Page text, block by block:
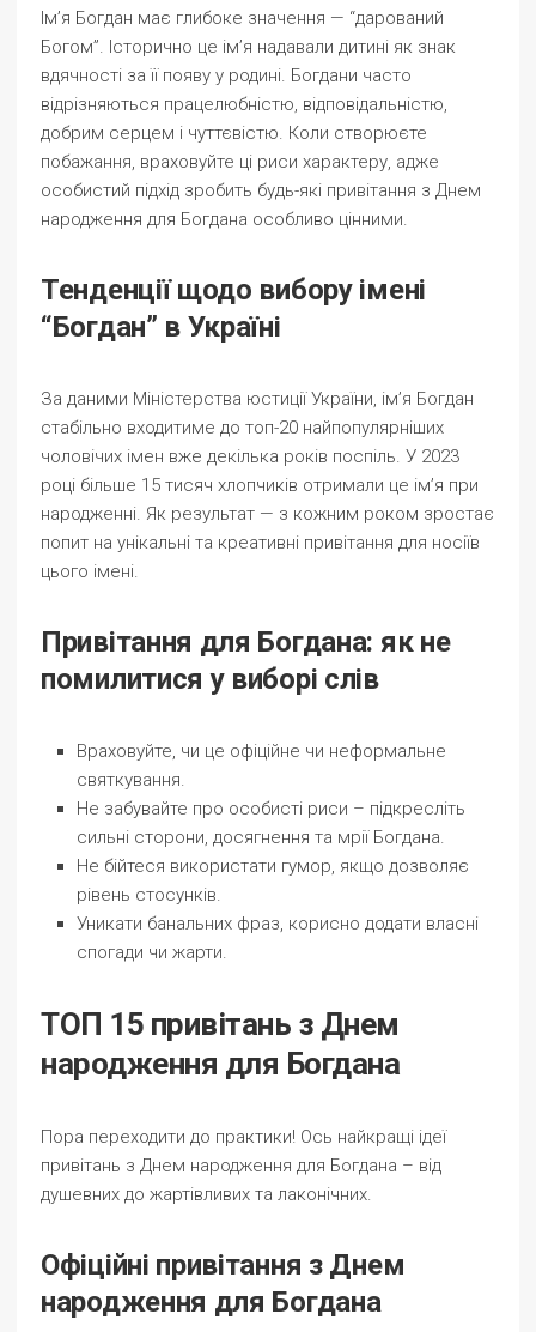
Ім’я Богдан має глибоке значення — “дарований
Богом”. Історично це ім’я надавали дитині як знак
вдячності за її появу у родині. Богдани часто
відрізняються працелюбністю, відповідальністю,
добрим серцем і чуттєвістю. Коли створюєте
побажання, враховуйте ці риси характеру, адже
особистий підхід зробить будь-які привітання з Днем
народження для Богдана особливо цінними.
Тенденції щодо вибору імені
“Богдан” в Україні
За даними Міністерства юстиції України, ім’я Богдан
стабільно входитиме до топ-20 найпопулярніших
чоловічих імен вже декілька років поспіль. У 2023
році більше 15 тисяч хлопчиків отримали це ім’я при
народженні. Як результат — з кожним роком зростає
попит на унікальні та креативні привітання для носіїв
цього імені.
Привітання для Богдана: як не
помилитися у виборі слів
Враховуйте, чи це офіційне чи неформальне
святкування.
Не забувайте про особисті риси – підкресліть
сильні сторони, досягнення та мрії Богдана.
Не бійтеся використати гумор, якщо дозволяє
рівень стосунків.
Уникати банальних фраз, корисно додати власні
спогади чи жарти.
ТОП 15 привітань з Днем
народження для Богдана
Пора переходити до практики! Ось найкращі ідеї
привітань з Днем народження для Богдана – від
душевних до жартівливих та лаконічних.
Офіційні привітання з Днем
народження для Богдана